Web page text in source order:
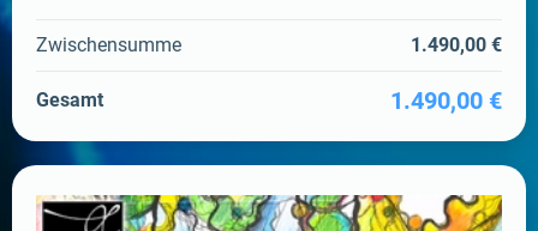
Zwischensumme 1.490,00 €
Gesamt 1.490,00 €